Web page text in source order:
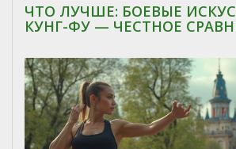
ЧТО ЛУЧШЕ: БОЕВЫЕ
КУНГ-ФУ — ЧЕСТНОЕ